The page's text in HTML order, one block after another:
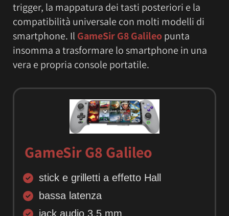
trigger, la mappatura dei tasti posteriori e la
compatibilità universale con molti modelli di
smartphone. Il GameSir G8 Galileopunta
insomma a trasformare lo smartphone in una
vera e propria console portatile.
GameSir G8 Galileo
stick e grilletti a effetto Hall
bassa latenza
jack audio 3,5 mm